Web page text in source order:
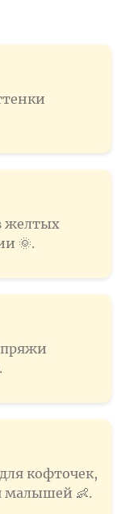
желтых
🌞.
кофточек,
малышей 👶.